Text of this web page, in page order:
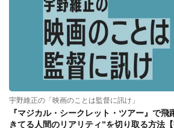
宇野維正の「映画のことは監督に訊け」
『マジカル・シークレット・ツアー』で飛
きてる人間のリアリティ”を切り取る方法